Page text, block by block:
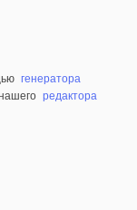
генератора
редактора